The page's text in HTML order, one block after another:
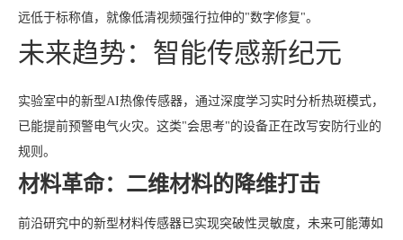
远低于标称值，就像低清视频强行拉伸的"数字修复"。
未来趋势：智能传感新纪元
实验室中的新型AI热像传感器，通过深度学习实时分析热斑模式，
已能提前预警电气火灾。这类"会思考"的设备正在改写安防行业的
规则。
材料革命：二维材料的降维打击
前沿研究中的新型材料传感器已实现突破性灵敏度，未来可能薄如